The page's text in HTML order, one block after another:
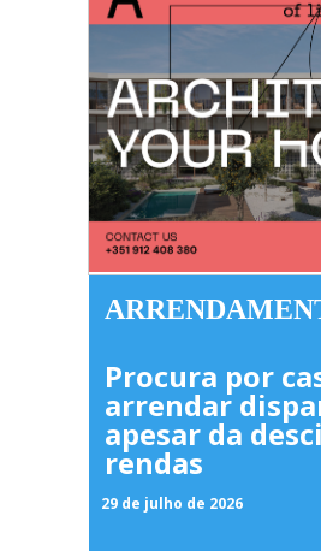
Procura por
arrendar
apesar da
rendas
29 de julho de 2026